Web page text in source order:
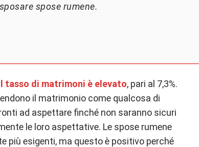
spose rumene.
tasso di matrimoni è elevato, pari al 7,3%.
il matrimonio come qualcosa di
ad aspettare finché non saranno sicuri
le loro aspettative. Le spose rumene
più esigenti, ma questo è positivo perché